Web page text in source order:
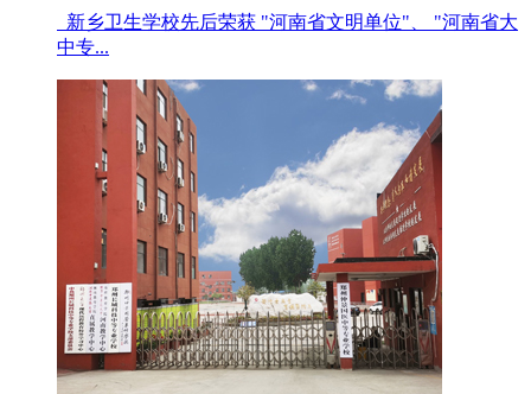
新乡卫生学校先后荣获 "河南省文明单位"、 "河南省大
中专...